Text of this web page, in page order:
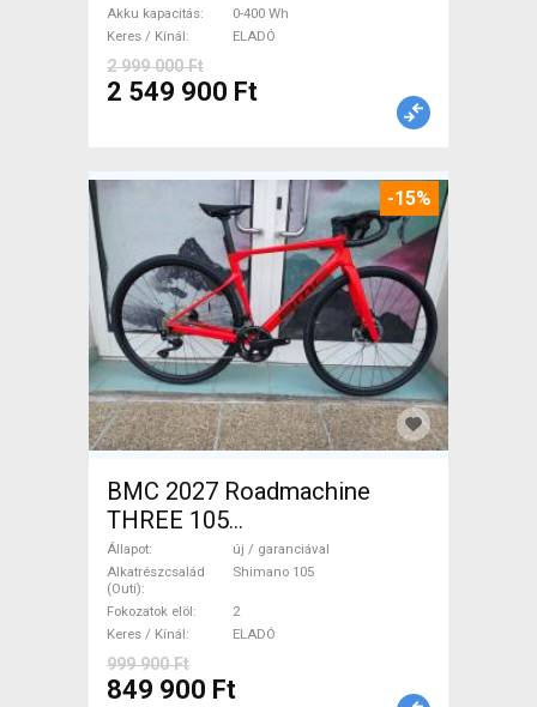
Akku kapacitás
0-400 Wh
Keres / Kínál
ELADÓ
2 999 000 Ft
2 549 900 Ft
-15%
BMC 2027 Roadmachine
THREE 105
(47,51,54,56,58,61) Országúti
Shimano 105 tárcsafék új /
garanciával ELADÓ
Állapot
új / garanciával
Alkatrészcsalád
(Outi)
Shimano 105
Fokozatok elöl
2
Keres / Kínál
ELADÓ
999 900 Ft
849 900 Ft